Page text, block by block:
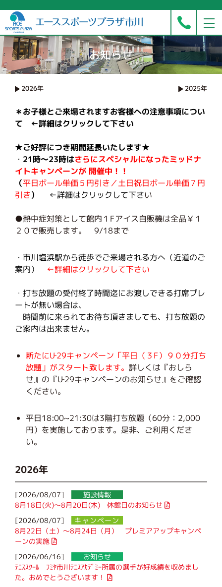
お知らせ
2026年 2025年
＊お子様とご来場されますお客様への注意事項につい
て ←詳細はクリックして下さい
★ご好評につき期間延長いたします★
・ 21時～23時はさらにスペシャルになったミッドナ
イトキャンペーンが開催中 ！！
（平日ボール単価５円引き／土日祝日ボール単価７円
引き） ←詳細はクリックして下さい
●熱中症対策として館内１Fアイス自販機は全品￥１
２０で販売します。 9/18まで
・市川塩浜駅から徒歩でご来場される方へ（近道のご
案内） ←詳細はクリックして下さい
・打ち放題の受付終了時間迄にお渡しできる打席プレ
ートが無い場合は、
時間前に来られてお待ち頂きましても、打ち放題の
ご案内は出来ません。
新たにU‐29キャンペーン「平日（３F）９０分打ち
放題」がスタート致します。詳しくは『おしら
せ』の『U‐29キャンペーンのお知らせ』をご確認
ください。
平日18:00~21:30は3階打ち放題（60分：2,000
円）を実施しております。是非、ご利用くださ
い。
2026年
[2026/08/07] 施設情報
8月18日(火)～8月20日(木) 休館日のお知らせ
[2026/08/07] キャンペーン
8月22日（土）～8月24日（月） プレミアアップキャンペ
ーンの実施
[2026/06/16] お知らせ
ﾃﾆｽｽｸｰﾙ ﾌﾐﾔ市川ﾃﾆｽｱｶﾃﾞﾐｰ所属の選手が好成績を収めまし
た。おめでとうございます！